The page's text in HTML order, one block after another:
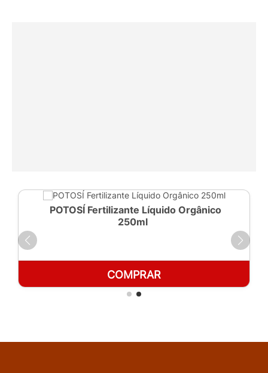
POTOSÍ Fertilizante Líquido Orgânico
250ml
COMPRAR